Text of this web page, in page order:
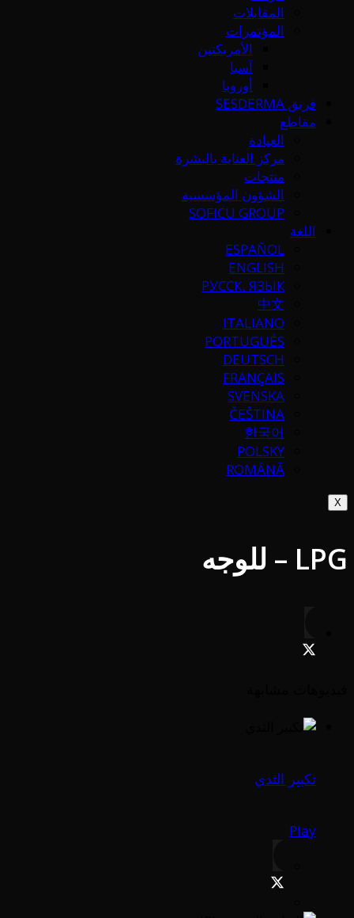
المقابلات
المؤتمرات
الأمريكتين
آسيا
أوروبا
فريق SESDERMA
مقاطع
العيادة
مركز العناية بالبشرة
منتجات
الشؤون المؤسسية
SOFICU GROUP
اللغة
ESPAÑOL
ENGLISH
РУССК. ЯЗЫК
中文
ITALIANO
PORTUGUÉS
DEUTSCH
FRANÇAIS
SVENSKA
ČEŠTINA
한국어
POLSKY
ROMÂNĂ
X
LPG – للوجه
تكبير الثدي
Play